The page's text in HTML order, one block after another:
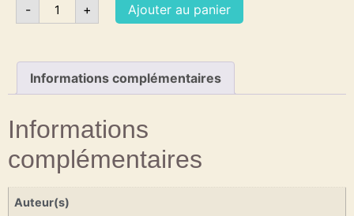
- + Ajouter au panier
Informations complémentaires
Informations
complémentaires
Auteur(s)